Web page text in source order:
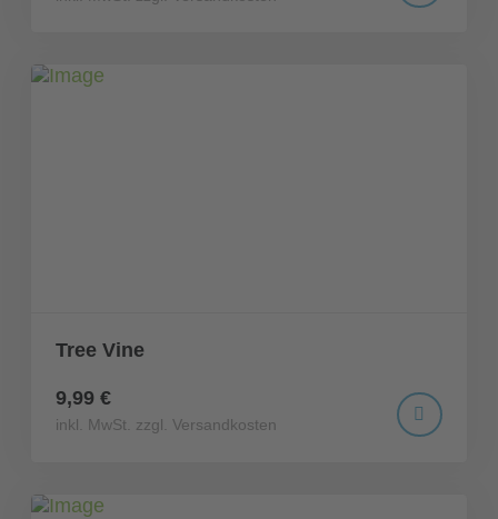
Tree Vine
9,99 €
inkl. MwSt. zzgl. Versandkosten